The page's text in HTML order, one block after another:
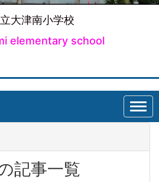
大津南小学校
elementary school
記事一覧